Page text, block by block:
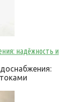
надёжность и